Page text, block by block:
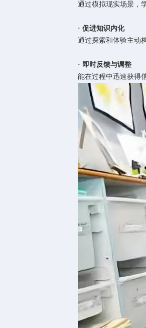
通过模拟现实场景，
· 促进知识内化
通过探索和体验主动
· 即时反馈与调整
能在过程中迅速获得